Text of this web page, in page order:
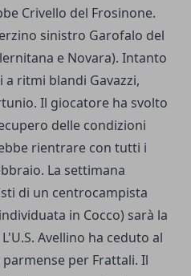
Crivello del Frosinone.
sinistro Garofalo del
e Novara). Intanto
ritmi blandi Gavazzi,
Il giocatore ha svolto
delle condizioni
rientrare con tutti i
La settimana
di un centrocampista
in Cocco) sarà la
Avellino ha ceduto al
per Frattali. Il